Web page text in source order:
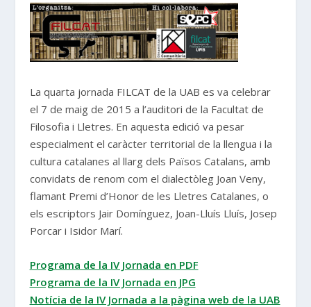
La quarta jornada FILCAT de la UAB es va celebrar
el 7 de maig de 2015 a l’auditori de la Facultat de
Filosofia i Lletres. En aquesta edició va pesar
especialment el caràcter territorial de la llengua i la
cultura catalanes al llarg dels Països Catalans, amb
convidats de renom com el dialectòleg Joan Veny,
flamant Premi d’Honor de les Lletres Catalanes, o
els escriptors Jair Domínguez, Joan-Lluís Lluís, Josep
Porcar i Isidor Marí.
Programa de la IV Jornada en PDF
Programa de la IV Jornada en JPG
Notícia de la IV Jornada a la pàgina web de la UAB